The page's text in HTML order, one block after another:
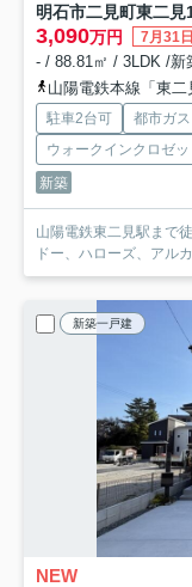
明石市二見町東二
3,090万円 7月31
- / 88.81㎡ / 3LDK /新
山陽電鉄本線「東
駐車2台可 都市ガス
ウォークインクロゼッ
新築
山陽電鉄東二見駅まで
ドー、ハローズ、アル
新築一戸建
NEW